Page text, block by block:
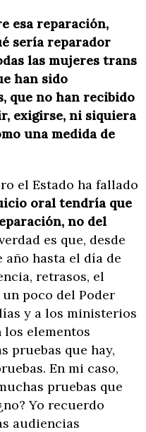
esa reparación,
sería reparador
las mujeres trans
han sido
que no han recibido
exigirse, ni siquiera
una medida de
el Estado ha fallado
oral tendría que
no del
es que, desde
hasta el día de
retrasos, el
poco del Poder
y a los ministerios
elementos
pruebas que hay,
En mi caso,
pruebas que
Yo recuerdo
audiencias